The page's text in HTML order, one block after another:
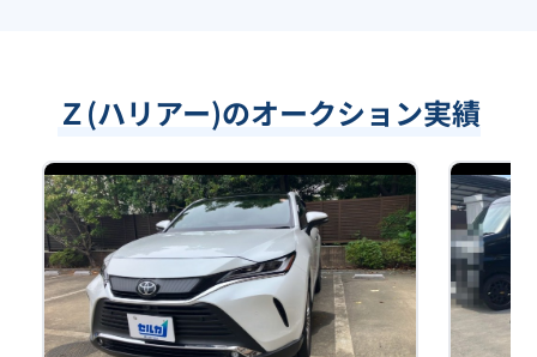
Ｚ(ハリアー)のオークション実績